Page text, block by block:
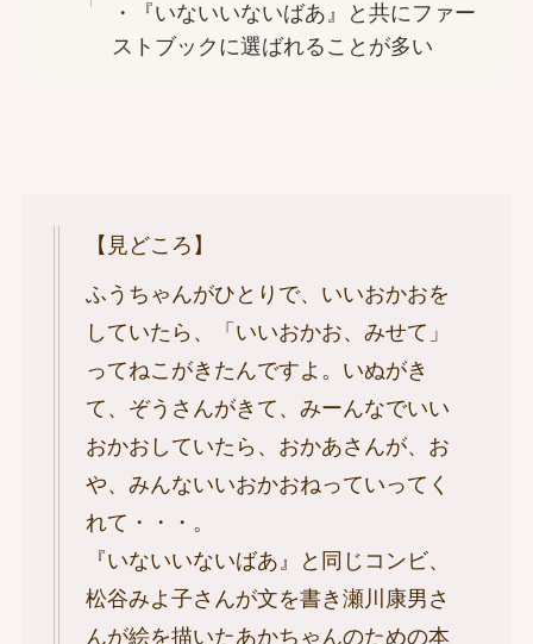
・『いないいないばあ』と共にファー
ストブックに選ばれることが多い
【見どころ】
ふうちゃんがひとりで、いいおかおを
していたら、「いいおかお、みせて」
ってねこがきたんですよ。いぬがき
て、ぞうさんがきて、みーんなでいい
おかおしていたら、おかあさんが、お
や、みんないいおかおねっていってく
れて・・・。
『いないいないばあ』と同じコンビ、
松谷みよ子さんが文を書き瀬川康男さ
んが絵を描いたあかちゃんのための本